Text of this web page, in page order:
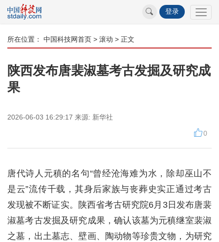
登录
所在位置： 中国科技网首页 > 滚动 > 正文
陕西发布唐裴淑墓考古发掘及研究成
果
2026-06-03 16:29:17 来源: 新华社
0
唐代诗人元稹的名句“曾经沧海难为水，除却巫山不
是云”流传千载，其身后家族与丧葬史实正通过考古
发现被不断证实。陕西省考古研究院6月3日发布唐裴
淑墓考古发掘及研究成果，确认该墓为元稹继室裴淑
之墓，出土墓志、壁画、陶动物等珍贵文物，为研究